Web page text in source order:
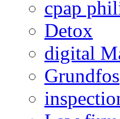
cpap
Detox
digital
Grundfos